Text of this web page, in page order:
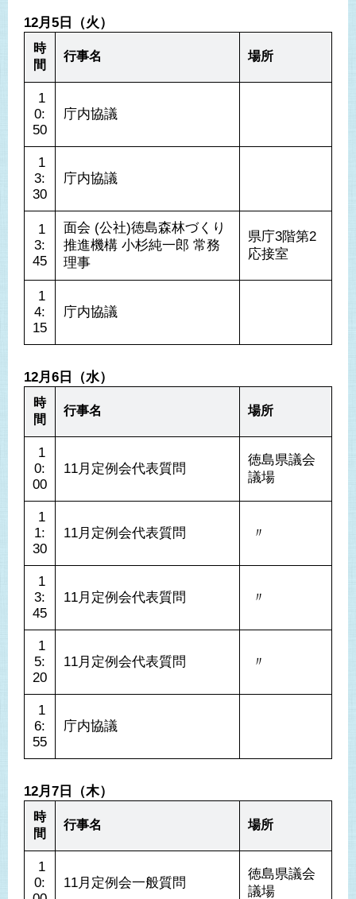
12月5日（火）
時
間
行事名 場所
0:
50
庁内協議
3:
30
庁内協議
3:
45
面会 (公社)徳島森林づくり
推進機構 小杉純一郎 常務
理事
県庁3階第2
応接室
4:
15
庁内協議
12月6日（水）
時
間
行事名 場所
0:
00
11月定例会代表質問
徳島県議会
議場
1:
30
11月定例会代表質問 〃
3:
45
11月定例会代表質問 〃
5:
20
11月定例会代表質問 〃
6:
55
庁内協議
12月7日（木）
時
間
行事名 場所
0:
11月定例会一般質問
徳島県議会
議場